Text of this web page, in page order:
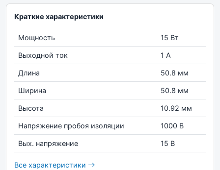
Краткие характеристики
Мощность 15 Вт
Выходной ток 1 А
Длина 50.8 мм
Ширина 50.8 мм
Высота 10.92 мм
Напряжение пробоя изоляции 1000 В
Вых. напряжение 15 В
Все характеристики